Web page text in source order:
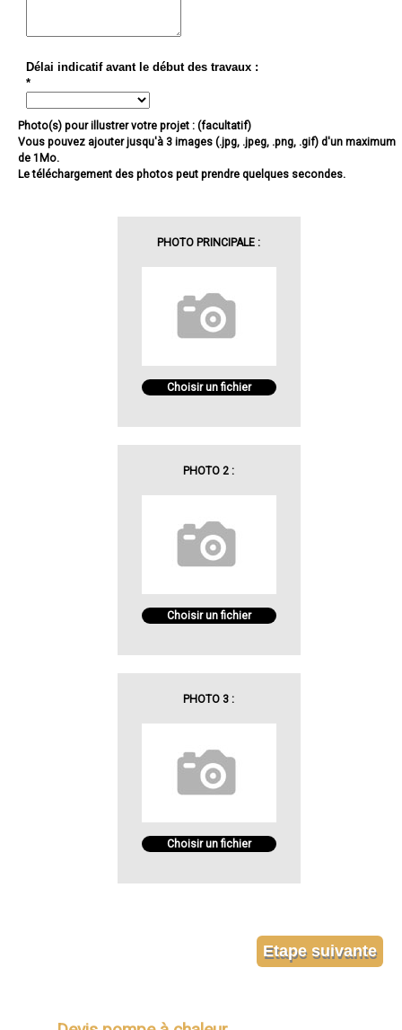
Délai indicatif avant le début des travaux :
*
Photo(s) pour illustrer votre projet : (facultatif)
Vous pouvez ajouter jusqu'à 3 images (.jpg, .jpeg, .png, .gif) d'un maximum
de 1Mo.
Le téléchargement des photos peut prendre quelques secondes.
PHOTO PRINCIPALE :
Choisir un fichier
PHOTO 2 :
Choisir un fichier
PHOTO 3 :
Choisir un fichier